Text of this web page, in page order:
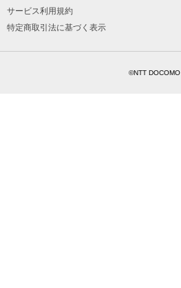
サービス利用規約
特定商取引法に基づく表示
©NTT DOCOMO